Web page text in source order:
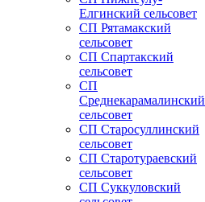
Елгинский сельсовет
СП Рятамакский
сельсовет
СП Спартакский
сельсовет
СП
Среднекарамалинский
сельсовет
СП Старосуллинский
сельсовет
СП Старотураевский
сельсовет
СП Суккуловский